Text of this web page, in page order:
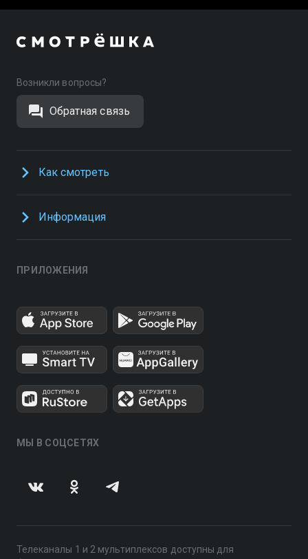
Возникли вопросы?
Обратная связь
Как смотреть
Информация
ПРИЛОЖЕНИЯ
МЫ В СОЦСЕТЯХ
Телеканалы 1 и 2 мультиплексов доступны для